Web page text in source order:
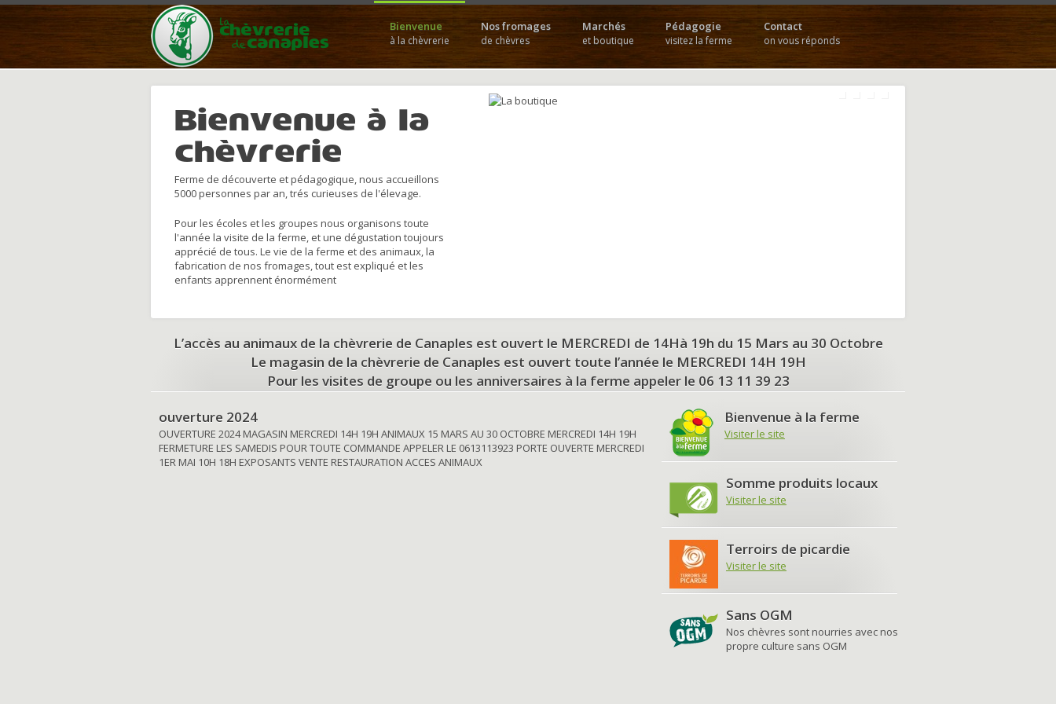
Bienvenue
à la chèvrerie
Nos fromages
de chèvres
Marchés
et boutique
Pédagogie
visitez la ferme
Contact
on vous réponds
Bienvenue à la
chèvrerie
Ferme de découverte et pédagogique, nous accueillons
5000 personnes par an, trés curieuses de l'élevage.
Pour les écoles et les groupes nous organisons toute
l'année la visite de la ferme, et une dégustation toujours
apprécié de tous. Le vie de la ferme et des animaux, la
fabrication de nos fromages, tout est expliqué et les
enfants apprennent énormément
L’accès au animaux de la chèvrerie de Canaples est ouvert le MERCREDI de 14Hà 19h du 15 Mars au 30 Octobre
Le magasin de la chèvrerie de Canaples est ouvert toute l’année le MERCREDI 14H 19H
Pour les visites de groupe ou les anniversaires à la ferme appeler le 06 13 11 39 23
ouverture 2024
OUVERTURE 2024 MAGASIN MERCREDI 14H 19H ANIMAUX 15 MARS AU 30 OCTOBRE MERCREDI 14H 19H
FERMETURE LES SAMEDIS POUR TOUTE COMMANDE APPELER LE 0613113923 PORTE OUVERTE MERCREDI
1ER MAI 10H 18H EXPOSANTS VENTE RESTAURATION ACCES ANIMAUX
Bienvenue à la ferme
Visiter le site
Somme produits locaux
Visiter le site
Terroirs de picardie
Visiter le site
Sans OGM
Nos chèvres sont nourries avec nos
propre culture sans OGM